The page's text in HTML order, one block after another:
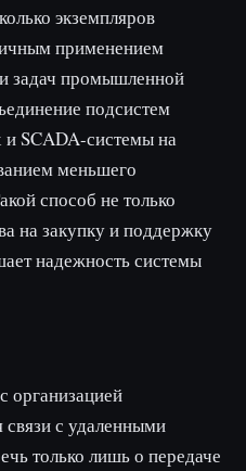
экземпляров
применением
задач промышленной
подсистем
SCADA-системы на
меньшего
способ не только
на закупку и поддержку
надежность системы
организацией
связи с удаленными
только лишь о передаче